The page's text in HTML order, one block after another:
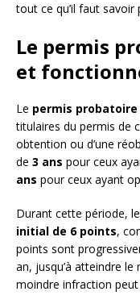
tout ce qu’il faut
Le permis
et
Le permis probatoire
titulaires du permis de
obtention ou d’une
de 3 ans pour ceux
ans pour ceux ayant
Durant cette période,
initial de 6 points,
points sont
an, jusqu’à atteindre
moindre infraction